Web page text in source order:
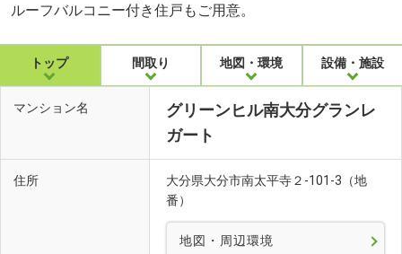
ルーフバルコニー付き住戸もご用意。
トップ 間取り 地図・環境 設備・施設
マンション名
グリーンヒル南大分グランレ
ガート
住所
大分県大分市南太平寺２-101-3（地
番）
地図・周辺環境